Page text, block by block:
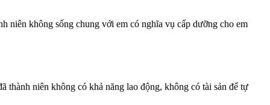
niên không sống chung với em có nghĩa vụ cấp dưỡng cho em
thành niên không có khả năng lao động, không có tài sản để tự